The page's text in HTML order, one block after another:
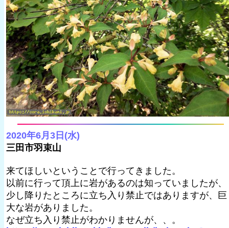
2020年6月3日(水)
三田市羽束山
来てほしいということで行ってきました。
以前に行って頂上に岩があるのは知っていましたが、
少し降りたところに立ち入り禁止ではありますが、巨
大な岩がありました。
なぜ立ち入り禁止がわかりませんが、、。